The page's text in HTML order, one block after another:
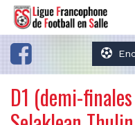
D1 (demi-